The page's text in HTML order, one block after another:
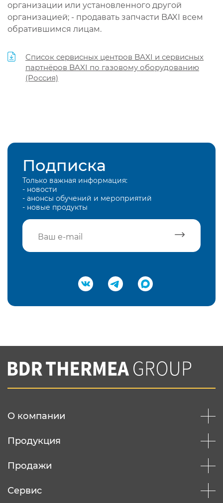
организации или установленного другой
организацией; - продавать запчасти BAXI всем
обратившимся лицам.
Список сервисных центров BAXI и сервисных
партнёров BAXI по газовому оборудованию
(Россия)
Подписка
Только важная информация:
- новости
- анонсы обучений и мероприятий
- новые продукты
Подтвердить e-mail
Вы соглашаетесь с нашей политикой
конфеденциальности
О компании
Продукция
Продажи
Сервис